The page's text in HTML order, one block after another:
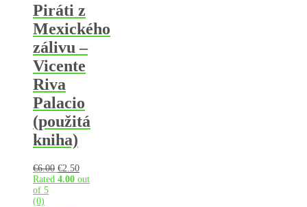
Piráti z
Mexického
zálivu –
Vicente
Riva
Palacio
(použitá
kniha)
€6.00 Pôvodná
cena
€2.50Aktuálna
cena
Rated 4.00 out
of 5
(0)